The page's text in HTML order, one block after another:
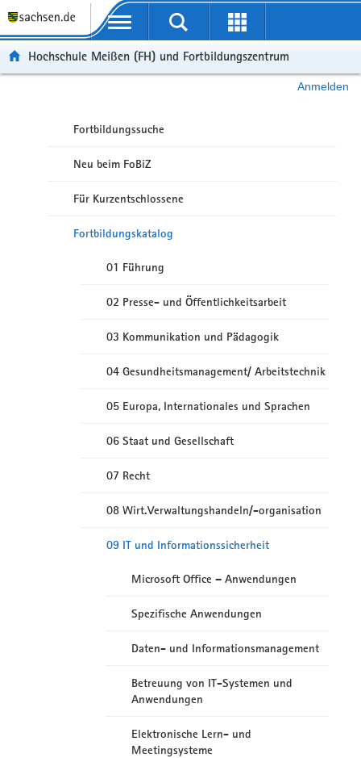
Portalübergreifende Navigation
Hochschule Meißen (FH) und Fortbildungszentrum
Anmelden
Fortbildungssuche
Neu beim FoBiZ
Für Kurzentschlossene
Fortbildungskatalog
01 Führung
02 Presse- und Öffentlichkeitsarbeit
03 Kommunikation und Pädagogik
04 Gesundheitsmanagement/ Arbeitstechnik
05 Europa, Internationales und Sprachen
06 Staat und Gesellschaft
07 Recht
08 Wirt.Verwaltungshandeln/-organisation
09 IT und Informationssicherheit
Microsoft Office – Anwendungen
Spezifische Anwendungen
Daten- und Informationsmanagement
Betreuung von IT-Systemen und
Anwendungen
Elektronische Lern- und
Meetingsysteme